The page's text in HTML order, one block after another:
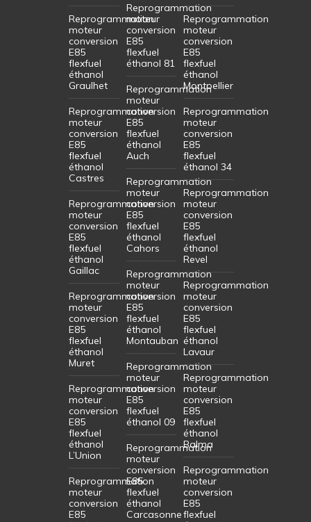
Reprogrammation
moteur
conversion
E85
flexfuel
éthanol
Graulhet
Reprogrammation
moteur
conversion
E85
flexfuel
éthanol
Castres
Reprogrammation
moteur
conversion
E85
flexfuel
éthanol
Gaillac
Reprogrammation
moteur
conversion
E85
flexfuel
éthanol
Muret
Reprogrammation
moteur
conversion
E85
flexfuel
éthanol
L’Union
Reprogrammation
moteur
conversion
E85
Reprogrammation
moteur
conversion
E85
flexfuel
éthanol 81
Reprogrammation
moteur
conversion
E85
flexfuel
éthanol
Auch
Reprogrammation
moteur
conversion
E85
flexfuel
éthanol
Cahors
Reprogrammation
moteur
conversion
E85
flexfuel
éthanol
Montauban
Reprogrammation
moteur
conversion
E85
flexfuel
éthanol 09
Reprogrammation
moteur
conversion
E85
flexfuel
éthanol
Carcasonne
Reprogrammation
moteur
conversion
E85
flexfuel
éthanol
Montpellier
Reprogrammation
moteur
conversion
E85
flexfuel
éthanol 34
Reprogrammation
moteur
conversion
E85
flexfuel
éthanol
Revel
Reprogrammation
moteur
conversion
E85
flexfuel
éthanol
Lavaur
Reprogrammation
moteur
conversion
E85
flexfuel
éthanol
Balma
Reprogrammation
moteur
conversion
E85
flexfuel